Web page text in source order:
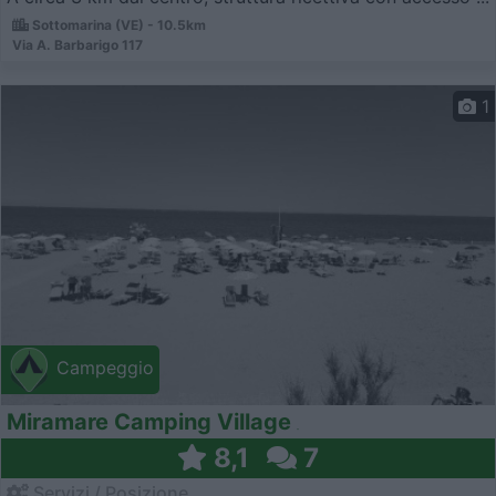
Sottomarina (VE) - 10.5km
Via A. Barbarigo 117
Campeggio
1
Miramare Camping Village
8,1 7